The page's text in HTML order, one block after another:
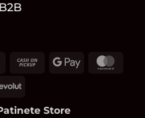
Cash
Delivery
Cash
Google
Revolut
Store